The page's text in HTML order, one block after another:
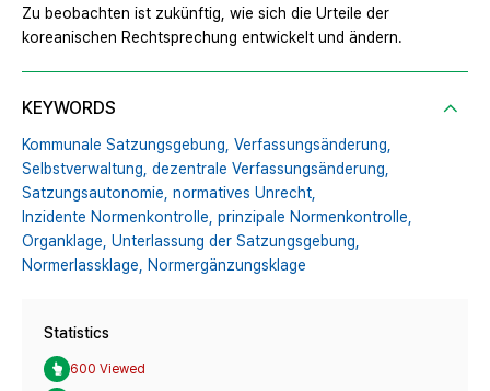
Zu beobachten ist zukünftig, wie sich die Urteile der
koreanischen Rechtsprechung entwickelt und ändern.
KEYWORDS
Kommunale Satzungsgebung, Verfassungsänderung,
Selbstverwaltung, dezentrale Verfassungsänderung,
Satzungsautonomie, normatives Unrecht,
Inzidente Normenkontrolle, prinzipale Normenkontrolle,
Organklage, Unterlassung der Satzungsgebung,
Normerlassklage, Normergänzungsklage
Statistics
600 Viewed